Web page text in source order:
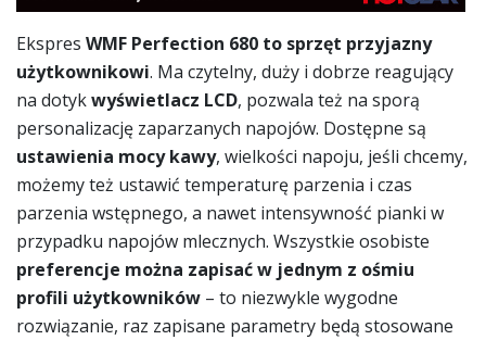
Ekspres WMF Perfection 680 to sprzęt przyjazny
użytkownikowi. Ma czytelny, duży i dobrze reagujący
na dotykwyświetlacz LCD, pozwala też na sporą
personalizację zaparzanych napojów. Dostępne są
ustawienia mocy kawy, wielkości napoju, jeśli chcemy,
możemy też ustawić temperaturę parzenia i czas
parzenia wstępnego, a nawet intensywność pianki w
przypadku napojów mlecznych. Wszystkie osobiste
preferencje można zapisać w jednym z ośmiu
profili użytkowników – to niezwykle wygodne
rozwiązanie, raz zapisane parametry będą stosowane